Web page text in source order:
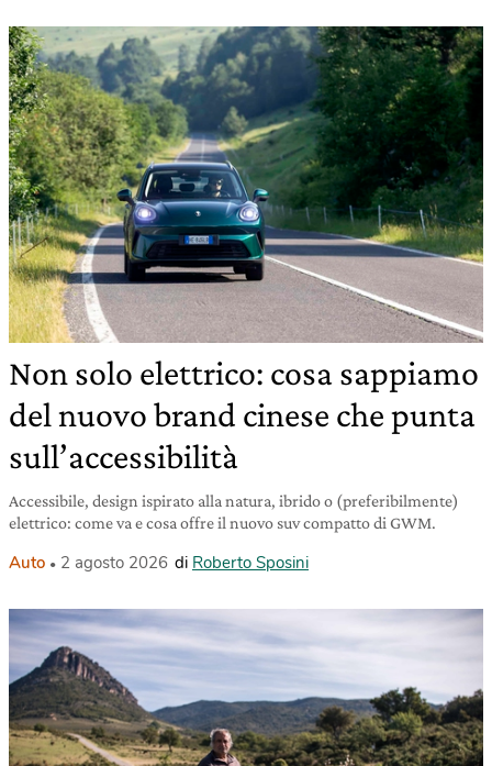
Non solo elettrico: cosa sappiamo
del nuovo brand cinese che punta
sull’accessibilità
Accessibile, design ispirato alla natura, ibrido o (preferibilmente)
elettrico: come va e cosa offre il nuovo suv compatto di GWM.
Auto 2 agosto 2026 di Roberto Sposini